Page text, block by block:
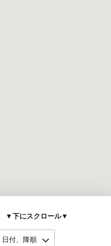
▼下にスクロール▼
日付、降順